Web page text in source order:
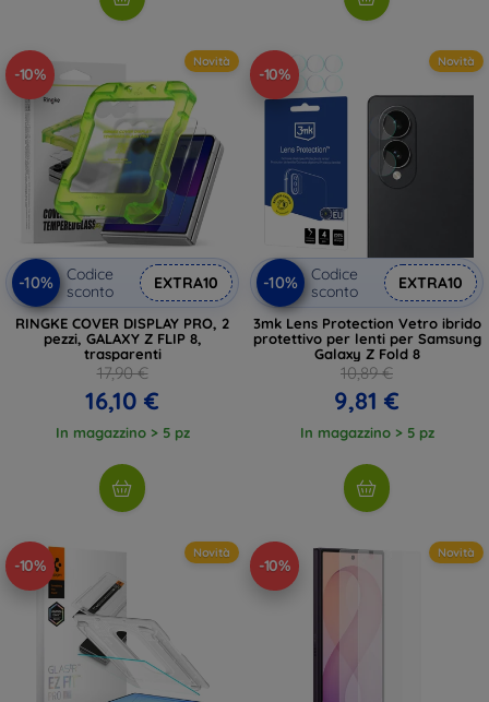
-10%
Novità
-10%
Codice
sconto
EXTRA10
RINGKE COVER DISPLAY PRO, 2
pezzi, GALAXY Z FLIP 8,
trasparenti
17,90 €
16,10 €
In magazzino > 5 pz
-10%
Novità
-10%
Codice
sconto
EXTRA10
3mk Lens Protection Vetro ibrido
protettivo per lenti per Samsung
Galaxy Z Fold 8
10,89 €
9,81 €
In magazzino > 5 pz
-10%
Novità
-10%
Novità